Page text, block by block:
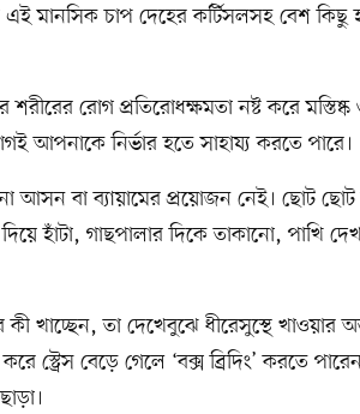
এই মানসিক চাপ দেহের কর্টিসলসহ বেশ কিছু
রোগ প্রতিরোধক্ষমতা নষ্ট করে মস্তিষ্ক
আপনাকে নির্ভার হতে সাহায্য করতে পারে।
আসন বা ব্যায়ামের প্রয়োজন নেই। ছোট ছোট
হাঁটা, গাছপালার দিকে তাকানো, পাখি
খাচ্ছেন, তা দেখেবুঝে ধীরেসুস্থে খাওয়ার
বেড়ে গেলে ‘বক্স ব্রিদিং’ করতে